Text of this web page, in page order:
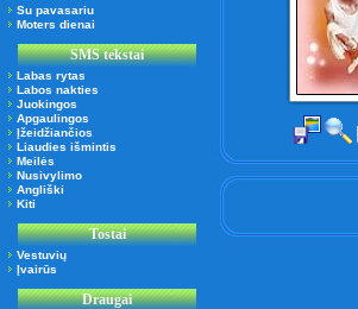
Su pavasariu
Moters dienai
SMS tekstai
Labas rytas
Labos nakties
Juokingos
Apgaulingos
Įžeidžiančios
Liaudies išmintis
Meilės
Nusivylimo
Angliški
Kiti
Tostai
Vestuvių
Įvairūs
Draugai